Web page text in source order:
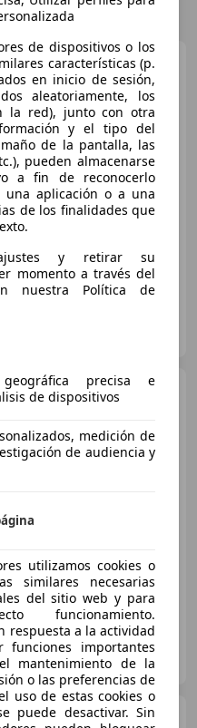
Renault Arkana Evolution
E-TECH full hybrid 105kW(145CV
€ 18.990
Súperoferta
105 kW (143 CV)
Renault Arkana
TCe 103kW(140CV) EDC mild
Renault Arkana1.3 TCe
de dispositivos o los
características (p.
en inicio de sesión,
aleatoriamente, los
la red), junto con otra
y el tipo del
de la pantalla, las
pueden almacenarse
a fin de reconocerlo
aplicación o a una
de los finalidades que
y retirar su
momento a través del
nuestra Política de
precisa e
de dispositivos
medición de
de audiencia y
utilizamos cookies o
similares necesarias
del sitio web y para
funcionamiento.
respuesta a la actividad
importantes
mantenimiento de la
o las preferencias de
uso de estas cookies o
puede desactivar. Sin